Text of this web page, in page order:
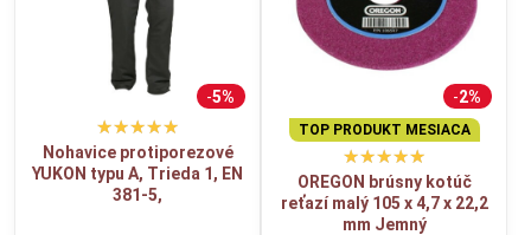
5%
Nohavice protiporezové
YUKON typu A, Trieda 1, EN
381-5,
2%
TOP PRODUKT MESIACA
OREGON brúsny kotúč
reťazí malý 105 x 4,7 x 22,2
mm Jemný